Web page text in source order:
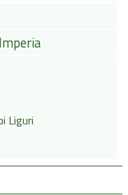
Liguri